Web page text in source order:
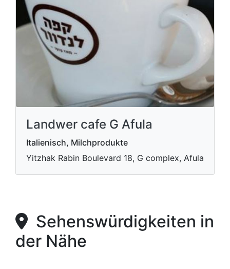
Landwer cafe G Afula
Italienisch, Milchprodukte
Yitzhak Rabin Boulevard 18, G complex, Afula
Sehenswürdigkeiten in
der Nähe